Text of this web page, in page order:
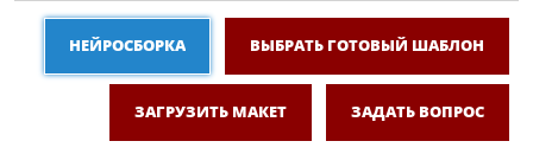
НЕЙРОСБОРКА ВЫБРАТЬ ГОТОВЫЙ ШАБЛОН
ЗАГРУЗИТЬ МАКЕТ ЗАДАТЬ ВОПРОС